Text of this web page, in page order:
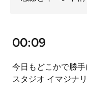
00:09
今日もどこかで勝
スタジオ イマジナ